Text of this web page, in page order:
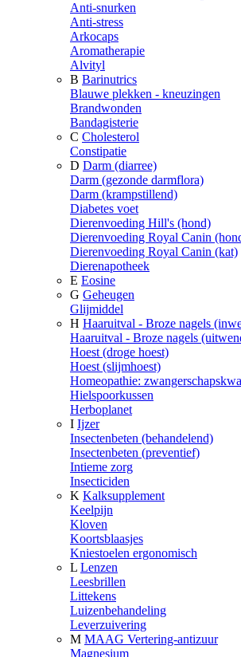
Anti-snurken
Anti-stress
Arkocaps
Aromatherapie
Alvityl
B Barinutrics
Blauwe plekken - kneuzingen
Brandwonden
Bandagisterie
C Cholesterol
Constipatie
D Darm (diarree)
Darm (gezonde darmflora)
Darm (krampstillend)
Diabetes voet
Dierenvoeding Hill's (hond)
Dierenvoeding Royal Canin
Dierenvoeding Royal Canin (kat)
Dierenapotheek
E Eosine
G Geheugen
Glijmiddel
H Haaruitval - Broze nagels
Haaruitval - Broze nagels
Hoest (droge hoest)
Hoest (slijmhoest)
Homeopathie:
Hielspoorkussen
Herboplanet
I Ijzer
Insectenbeten (behandelend)
Insectenbeten (preventief)
Intieme zorg
Insecticiden
K Kalksupplement
Keelpijn
Kloven
Koortsblaasjes
Kniestoelen ergonomisch
L Lenzen
Leesbrillen
Littekens
Luizenbehandeling
Leverzuivering
M MAAG Vertering-antizuur
Magnesium